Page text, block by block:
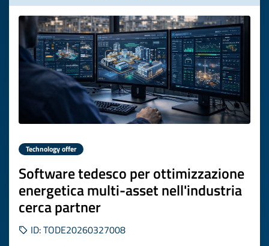
Technology offer
Software tedesco per ottimizzazione
energetica multi-asset nell'industria
cerca partner
ID: TODE20260327008